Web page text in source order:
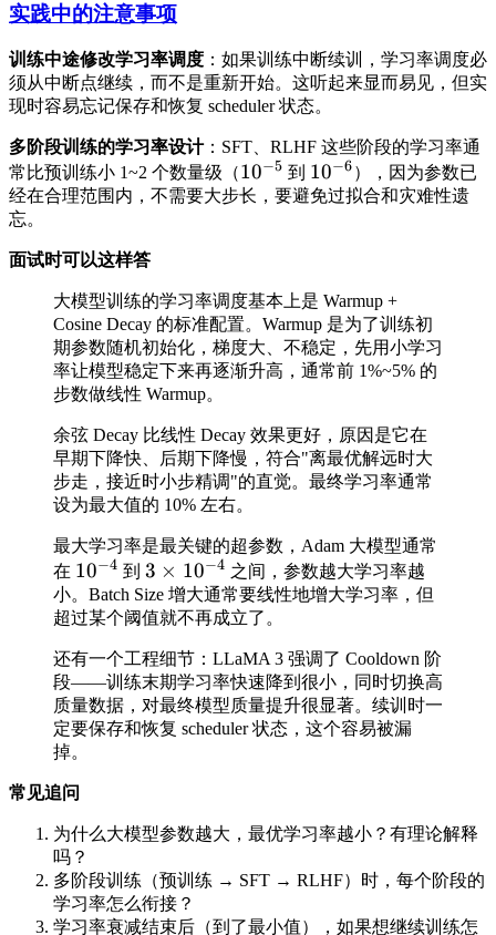
实践中的注意事项
训练中途修改学习率调度 ：如果训练中断续训，学习率调度必
须从中断点继续，而不是重新开始。这听起来显而易见，但实
现时容易忘记保存和恢复 scheduler 状态。
多阶段训练的学习率设计：SFT、RLHF 这些阶段的学习率通
常比预训练小 1~2 个数量级（10−5 到 10−6），因为参数已
经在合理范围内，不需要大步长，要避免过拟合和灾难性遗
忘。
面试时可以这样答
大模型训练的学习率调度基本上是 Warmup +
Cosine Decay 的标准配置。Warmup 是为了训练初
期参数随机初始化，梯度大、不稳定，先用小学习
率让模型稳定下来再逐渐升高，通常前 1%~5% 的
步数做线性 Warmup。
余弦 Decay 比线性 Decay 效果更好，原因是它在
早期下降快、后期下降慢，符合"离最优解远时大
步走，接近时小步精调"的直觉。最终学习率通常
设为最大值的 10% 左右。
最大学习率是最关键的超参数，Adam 大模型通常
在 10−4 到 3 × 10−4 之间，参数越大学习率越
小。Batch Size 增大通常要线性地增大学习率，但
超过某个阈值就不再成立了。
还有一个工程细节：LLaMA 3 强调了 Cooldown 阶
段——训练末期学习率快速降到很小，同时切换高
质量数据，对最终模型质量提升很显著。续训时一
定要保存和恢复 scheduler 状态，这个容易被漏
掉。
常见追问
为什么大模型参数越大，最优学习率越小？有理论解释
吗？
多阶段训练（预训练 → SFT → RLHF）时，每个阶段的
学习率怎么衔接？
学习率衰减结束后（到了最小值），如果想继续训练怎